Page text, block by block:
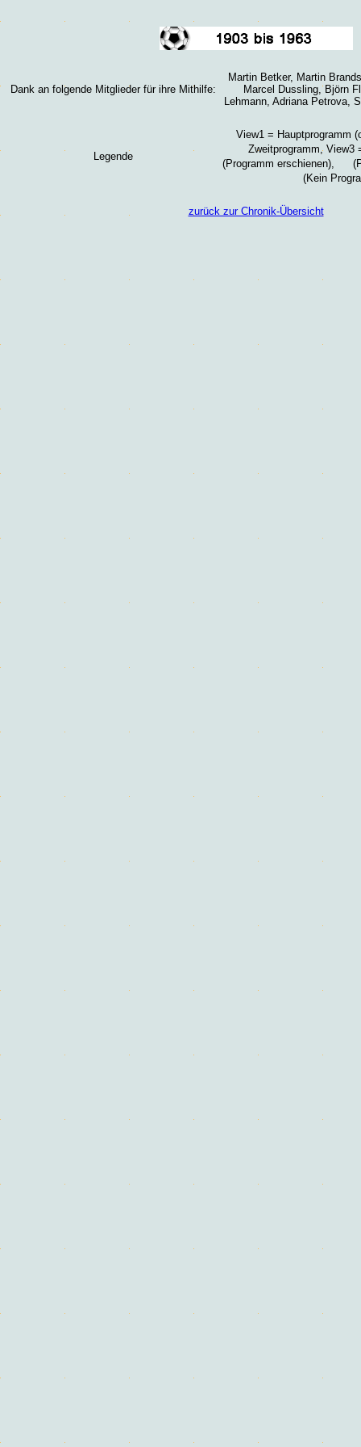
Dank an folgende Mitglieder für ihre Mithilfe:
Martin Betker, Martin
Marcel Dussling, Björn
Lehmann, Adriana Petrova,
Legende
View1 = Hauptprogramm
Zweitprogramm, View3
(Programm erschienen),
(Kein
zurück zur Chronik-Übersicht